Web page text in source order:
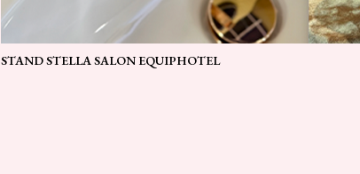
STAND STELLA SALON EQUIPHOTEL